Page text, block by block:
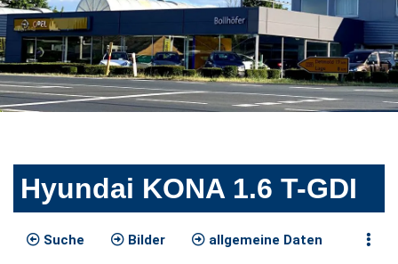
Hyundai KONA 1.6 T-GDI
Suche Bilder allgemeine Daten